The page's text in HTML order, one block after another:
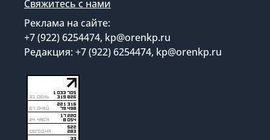
Свяжитесь с нами
Реклама на сайте:
+7 (922) 6254474, kp@orenkp.ru
Редакция: +7 (922) 6254474, kp@orenkp.ru